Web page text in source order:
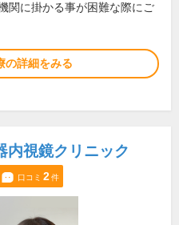
関に掛かる事が困難な際にご
の詳細をみる
内視鏡クリニック
口コミ 2件